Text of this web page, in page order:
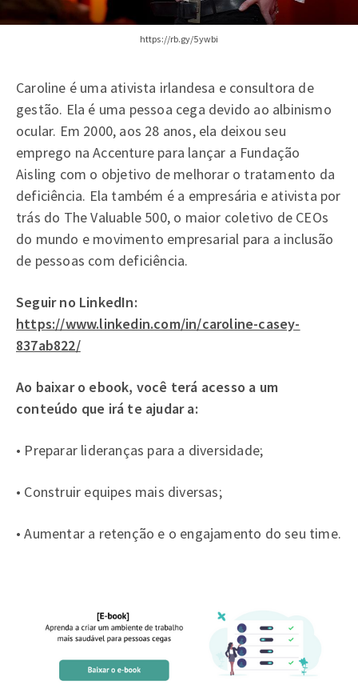
https://rb.gy/5ywbi
Caroline é uma ativista irlandesa e consultora de
gestão. Ela é uma pessoa cega devido ao albinismo
ocular. Em 2000, aos 28 anos, ela deixou seu
emprego na Accenture para lançar a Fundação
Aisling com o objetivo de melhorar o tratamento da
deficiência. Ela também é a empresária e ativista por
trás do The Valuable 500, o maior coletivo de CEOs
do mundo e movimento empresarial para a inclusão
de pessoas com deficiência.
Seguir no LinkedIn:
https://www.linkedin.com/in/caroline-casey-
837ab822/
Ao baixar o ebook, você terá acesso a um
conteúdo que irá te ajudar a:
• Preparar lideranças para a diversidade;
• Construir equipes mais diversas;
• Aumentar a retenção e o engajamento do seu time.